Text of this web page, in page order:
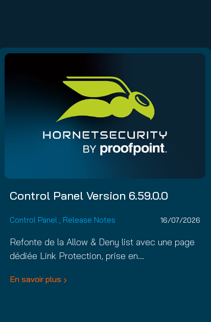
Control Panel Version 6.59.0.0
Control Panel , Release Notes 16/07/2026
Refonte de la Allow & Deny list avec une page
dédiée Link Protection, prise en…
En savoir plus